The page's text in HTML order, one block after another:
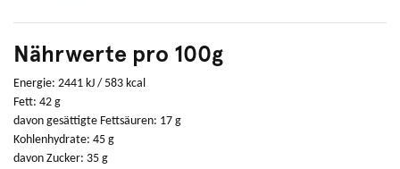
Nährwerte pro 100g
Energie: 2441 kJ / 583 kcal
Fett: 42 g
davon gesättigte Fettsäuren: 17 g
Kohlenhydrate: 45 g
davon Zucker: 35 g